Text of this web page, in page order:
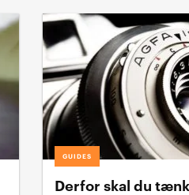
GUIDES
Derfor skal du